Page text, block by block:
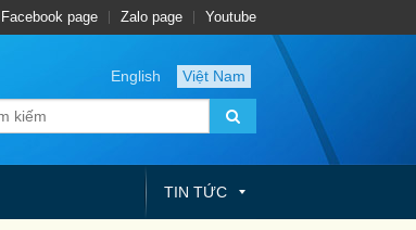
Facebook page Zalo page Youtube
English Việt Nam
TIN TỨC